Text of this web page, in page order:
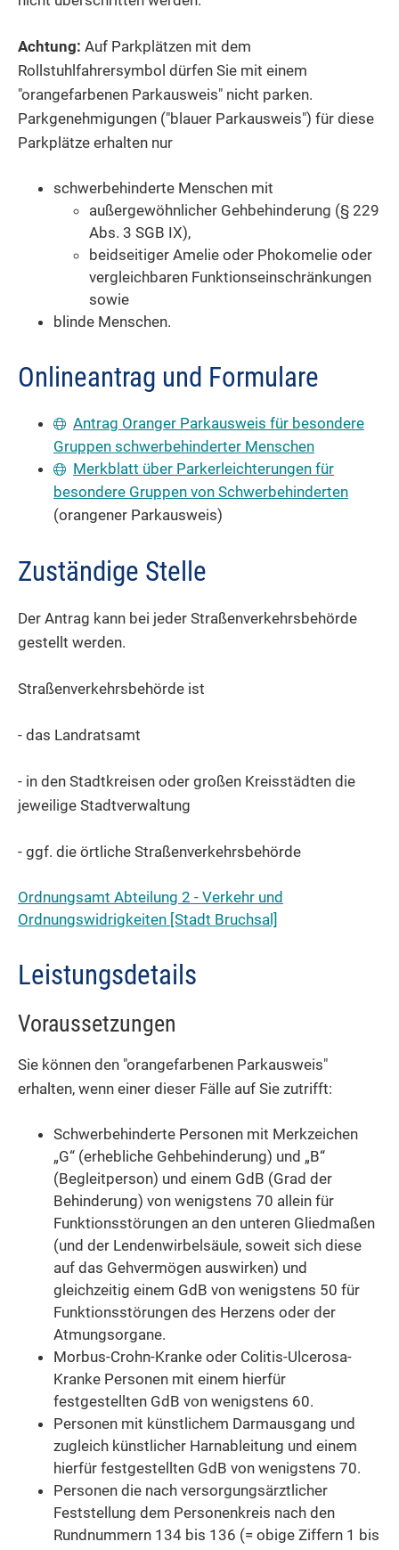
Achtung: Auf Parkplätzen mit dem
Rollstuhlfahrersymbol dürfen Sie mit einem
"orangefarbenen Parkausweis" nicht parken.
Parkgenehmigungen ("blauer Parkausweis") für diese
Parkplätze erha ten nur
schwerbehinderte Menschen mit
außergewöhnlicher Gehbehinderung (§ 229
Abs. 3 SGB IX),
beidseitiger Amelie oder Phokomelie oder
vergleichbaren Funktionseinschränkungen
sowie
blinde Menschen.
Onlineantrag und Formulare
Antrag Oranger Parkausweis für besondere
Gruppen schwerbehinderter Menschen
Merkblatt über Parkerleichterungen für
besondere Gruppen von Schwerbehinderten
(orangener Parkausweis)
Zuständige Stelle
Der Antrag kann bei jeder Straßenverkehrsbehörde
gestellt werden.
Straßenverkehrsbehörde ist
- das Landratsamt
- in den Stadtkreisen oder großen Kreisstädten die
jeweilige Stadtverwaltung
- ggf. die örtliche Straßenverkehrsbehörde
Ordnungsamt Abteilung 2 - Verkehr und
Ordnungswidrigkeiten [Stadt Bruchsal]
Leistungsdetails
Voraussetzungen
Sie können den "orangefarbenen Parkausweis"
erhalten, wenn einer dieser Fälle auf Sie zutrifft:
Schwerbehinderte Personen mit Merkzeichen
„G“ (erhebliche Gehbehinderung) und „B“
(Begleitperson) und einem GdB (Grad der
Behinderung) von wenigstens 70 allein für
Funktionsstörungen an den unteren Gliedmaßen
(und der Lendenwirbelsäule, soweit sich diese
auf das Gehvermögen auswirken) und
gleichzeitig einem GdB von wenigstens 50 für
Funktionsstörungen des Herzens oder der
Atmungsorgane.
Morbus-Crohn-Kranke oder Colitis-Ulcerosa-
Kranke Personen mit einem hierfür
festgestellten GdB von wenigstens 60.
Personen mit künstlichem Darmausgang und
zugleich künstlicher Harnableitung und einem
hierfür festgestellten GdB von wenigstens 70.
Personen die nach versorgungsärztlicher
Feststellung dem Personenkreis nach den
Rundnummern 134 bis 136 (= obige Ziffern 1 bis